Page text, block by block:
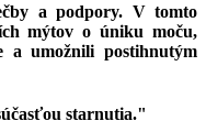
a podpory. V tomto
mýtov o úniku moču,
a umožnili postihnutým
starnutia."